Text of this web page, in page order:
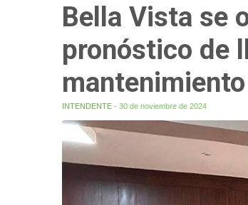
Bella Vista se
pronóstico de
INTENDENTE - 30 de noviembre de 2024